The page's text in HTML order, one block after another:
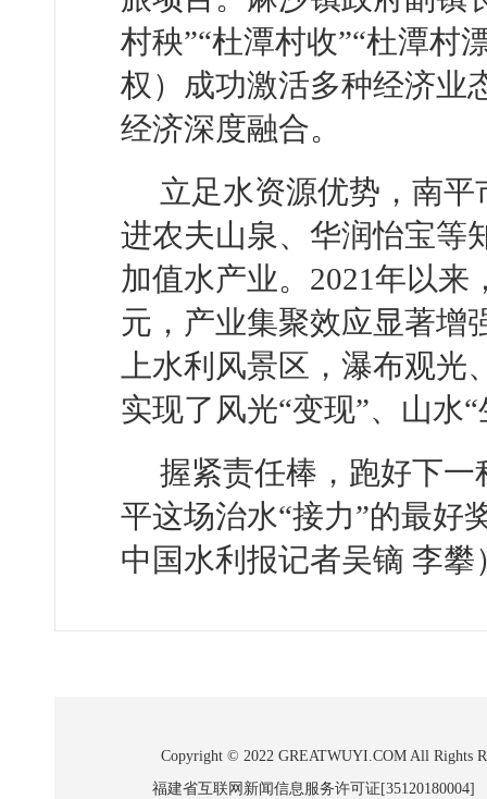
村秧”“杜潭村收”“杜潭村
权）成功激活多种经济业
经济深度融合。
立足水资源优势，南平
进农夫山泉、华润怡宝等
加值水产业。2021年以来
元，产业集聚效应显著增
上水利风景区，瀑布观
实现了风光“变现”、山水“
握紧责任棒，跑好下
平这场治水“接力”的最好
中国水利报记者吴镝 李攀
Copyright © 2022 GREATWUYI.COM All Rights
福建省互联网新闻信息服务许可证